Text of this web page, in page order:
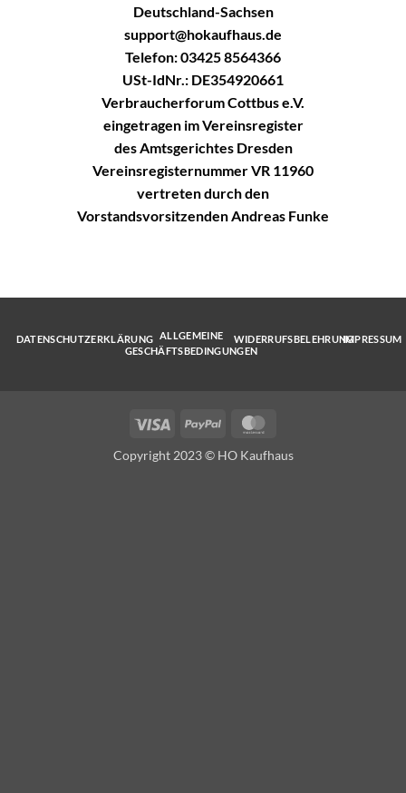
Deutschland-Sachsen
support@hokaufhaus.de
Telefon: 03425 8564366
USt-IdNr.: DE354920661
Verbraucherforum Cottbus e.V.
eingetragen im Vereinsregister
des Amtsgerichtes Dresden
Vereinsregisternummer VR 11960
vertreten durch den
Vorstandsvorsitzenden Andreas Funke
DATENSCHUTZERKLÄRUNG ALLGEMEINE
GESCHÄFTSBEDINGUNGEN
WIDERRUFSBELEHRUNGIMPRESSUM
Visa PayPal
Copyright 2023 © HO Kaufhaus